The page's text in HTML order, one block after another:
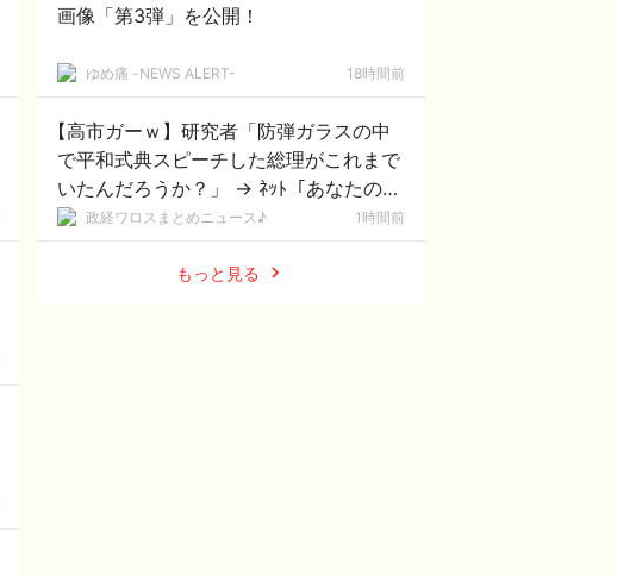
画像「第3弾」を公開！
ゆめ痛 -NEWS ALERT- 18時間前
【高市ガーｗ】研究者「防弾ガラスの中
で平和式典スピーチした総理がこれまで
いたんだろうか？」 → ﾈｯﾄ「あなたの応
援してた石破前総理もしてましたよ？」
政経ワロスまとめニュース♪ 1時間前
もっと見る